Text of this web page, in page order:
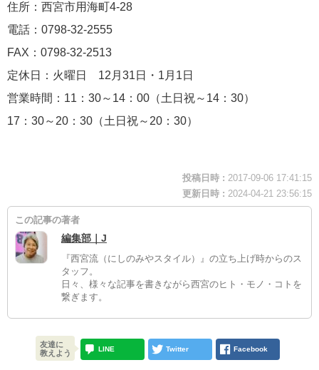
住所：西宮市用海町4-28
電話：0798-32-2555
FAX：0798-32-2513
定休日：火曜日 12月31日・1月1日
営業時間：11：30～14：00（土日祝～14：30）
17：30～20：30（土日祝～20：30）
投稿日時 : 2017-09-06 17:41:15
更新日時 : 2024-04-21 23:56:15
この記事の著者
編集部｜J
『西宮流（にしのみやスタイル）』の立ち上げ時からのス
タッフ。
日々、様々な記事を書きながら西宮のヒト・モノ・コトを
繋ぎます。
友達に
教えよう
LINE Twitter Facebook